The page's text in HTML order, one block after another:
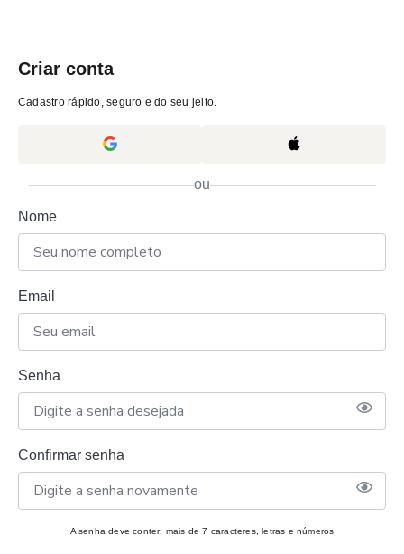
Criar conta
Cadastro rápido, seguro e do seu jeito.
ou
Nome
Email
Senha
Confirmar senha
A senha deve conter: mais de 7 caracteres, letras e números